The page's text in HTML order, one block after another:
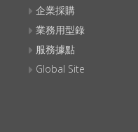
企業採購
業務用型錄
服務據點
Global Site